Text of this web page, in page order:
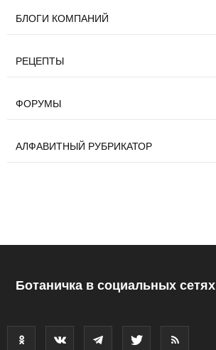
БЛОГИ КОМПАНИЙ
РЕЦЕПТЫ
ФОРУМЫ
АЛФАВИТНЫЙ РУБРИКАТОР
Ботаничка в социальных сетях